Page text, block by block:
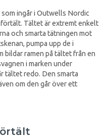
ingår i Outwells Nordic
Tältet är extremt enkelt
och smarta tätningen mot
pumpa upp de i
bildar ramen på tältet från en
i marken under
tältet redo. Den smarta
om den går över ett